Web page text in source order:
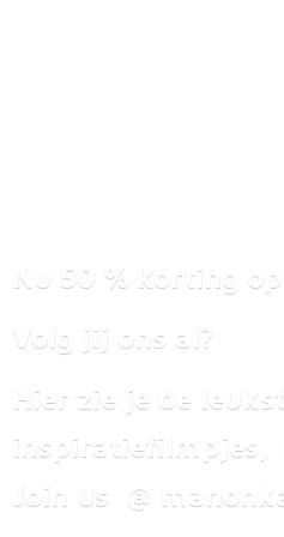
Nu 50 % korting
Volg jij ons al?
Hier zie je de
inspiratiefilmpjes,
Join us @